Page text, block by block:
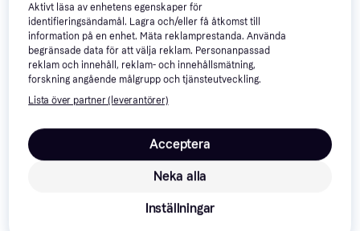
Hammer Walk 2.0
Kontorsgåband Norsk
4 399 kr
Från 1 515 kr/mån
Master Fitness T25
Löpband, Lutning 15%, Trådlös
Aktivt läsa av enhetens egenskaper för
identifieringsändamål. Lagra och/eller få åtkomst till
information på en enhet. Mäta reklamprestanda. Använda
begränsade data för att välja reklam. Personanpassad
reklam och innehåll, reklam- och innehållsmätning,
forskning angående målgrupp och tjänsteutveckling.
Lista över partner (leverantörer)
Neka alla
Acceptera
Inställningar